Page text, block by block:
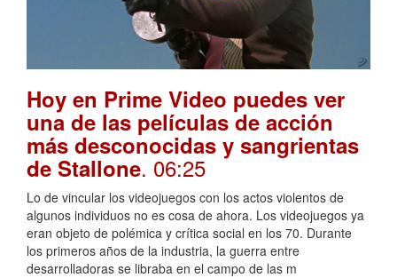
Hoy en Prime Video puedes ver
una de las películas de acción
más desconocidas y sangrientas
de Stallone. 06:25
Lo de vincular los videojuegos con los actos violentos de
algunos individuos no es cosa de ahora. Los videojuegos ya
eran objeto de polémica y crítica social en los 70. Durante
los primeros años de la industria, la guerra entre
desarrolladoras se libraba en el campo de las m